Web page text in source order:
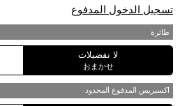
تسجيل الدخول المدفوع
طائرة
لا تفضيلات
おまかせ
اكسبريس المدفوع المحدود